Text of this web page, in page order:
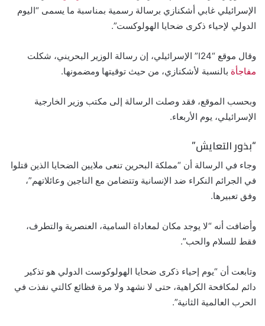
الإسرائيلي غابي أشكنازي برسالة رسمية بمناسبة ما يسمى “اليوم
الدولي لإحياء ذكرى ضحايا الهولوكست”.
وقال موقع “I24” الإسرائيلي، إن رسالة الوزير البحريني، شكلت
مفاجأة بالنسبة لأشكنازي، من حيث توقيتها ومضمونها.
وبحسب الموقع، فقد وصلت الرسالة إلى مكتب وزير الخارجية
الإسرائيلي، يوم الأربعاء.
“بذور التعايش”
وجاء في الرسالة أن “مملكة البحرين تنعى ملايين الضحايا الذين قتلوا
في الجرائم النكراء ضد الإنسانية وتتضامن مع الناجين وعائلاتهم”،
وفق تعبيرها.
وأضافت أنه “لا يوجد مكان لمعاداة السامية، العنصرية والتطرف،
فقط للسلام والحب”.
وتابعت أن “يوم إحياء ذكرى ضحايا الهولوكوست الدولي هو تذكير
دائم لمكافحة الكراهية، حتى لا نشهد ولا مرة فظائع كالتي نفذت في
الحرب العالمية الثانية”.